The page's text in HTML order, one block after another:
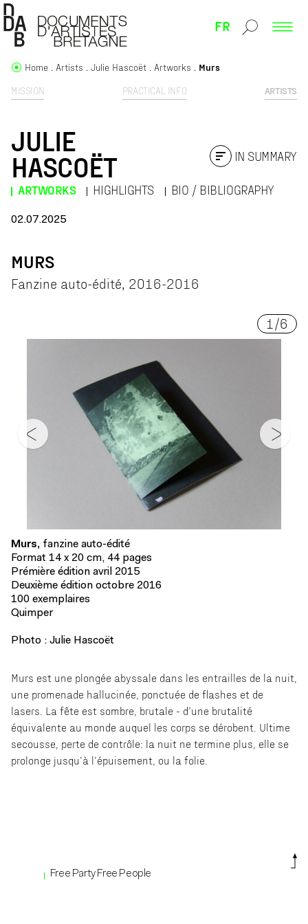
FR
MISSION PRACTICAL INFO ARTISTS
Home Artists Julie Hascoët Artworks Murs
JULIE
HASCOËT
ARTWORKS HIGHLIGHTS BIO / BIBLIOGRAPHY
IN SUMMARY
02.07.2025
MURS
Fanzine auto-édité, 2016-2016
1 /6
Murs, fanzine auto-édité
Format 14 x 20 cm, 44 pages
Prémière édition avril 2015
Deuxième édition octobre 2016
100 exemplaires
Quimper
Photo : Julie Hascoët
Murs est une plongée abyssale dans les entrailles de la nuit,
une promenade hallucinée, ponctuée de flashes et de
lasers. La fête est sombre, brutale - d’une brutalité
équivalente au monde auquel les corps se dérobent. Ultime
secousse, perte de contrôle: la nuit ne termine plus, elle se
prolonge jusqu’à l’épuisement, ou la folie.
Free Party Free People